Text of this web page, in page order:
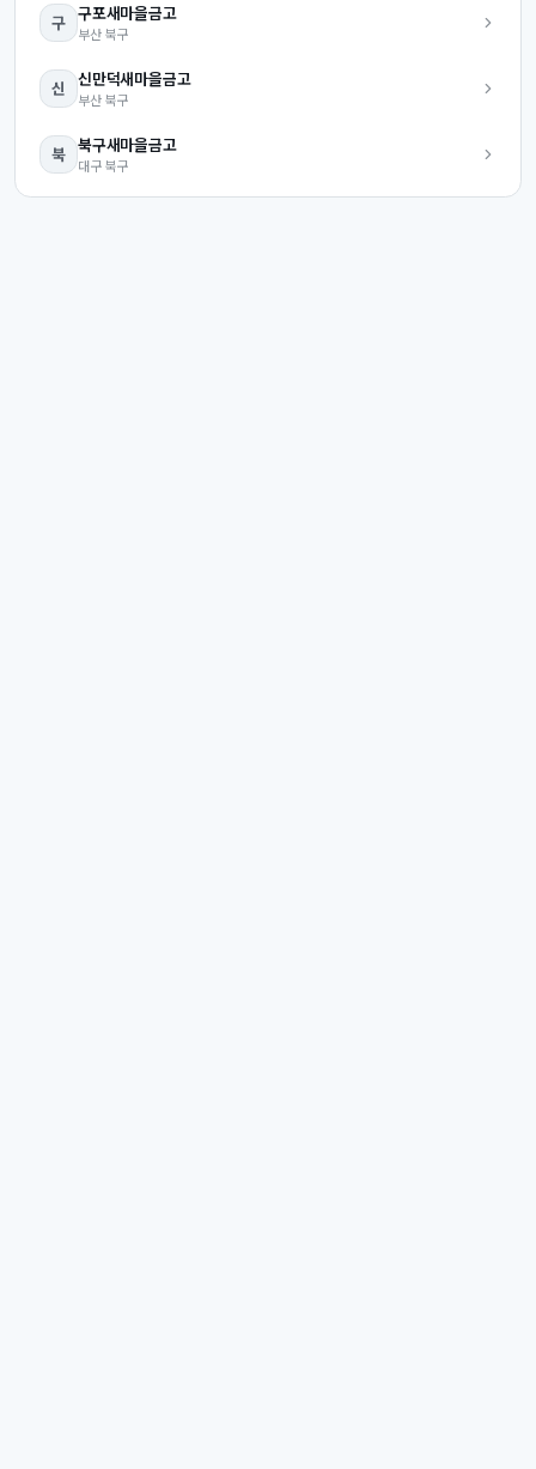
구 구포새마을금고
부산 북구
신 신만덕새마을금고
부산 북구
북 북구새마을금고
대구 북구